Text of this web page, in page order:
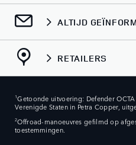
ALTIJD
RETAILERS
1Getoonde uitvoering: Defender
Verenigde Staten in Petra Copper,
2Offroad-manoeuvres gefilmd op
toestemmingen.